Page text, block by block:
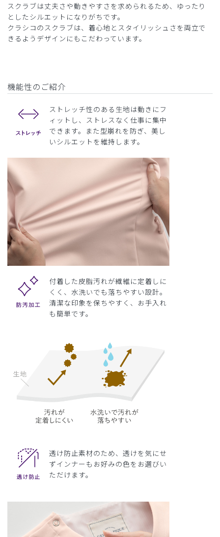
スクラブは丈夫さや動きやすさを求められるため、ゆったり
としたシルエットになりがちです。
クラシコのスクラブは、着心地とスタイリッシュさを両立で
きるようデザインにもこだわっています。
機能性のご紹介
ストレッチ性のある生地は動きにフ
ィットし、ストレスなく仕事に集中
できます。また型崩れを防ぎ、美し
いシルエットを維持します。
付着した皮脂汚れが繊維に定着しに
くく、水洗いでも落ちやすい設計。
清潔な印象を保ちやすく、お手入れ
も簡単です。
透け防止素材のため、透けを気にせ
ずインナーもお好みの色をお選びい
ただけます。